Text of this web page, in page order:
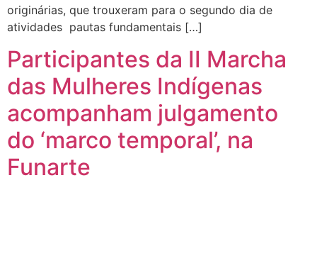
originárias, que trouxeram para o segundo dia de
atividades pautas fundamentais […]
Participantes da II Marcha
das Mulheres Indígenas
acompanham julgamento
do ‘marco temporal’, na
Funarte